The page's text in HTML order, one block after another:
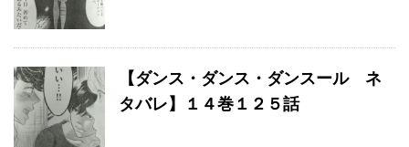
【ダンス・ダンス・ダンスール ネ
タバレ】１４巻１２５話